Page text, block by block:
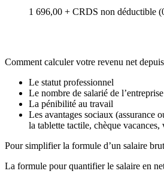
1 696,00 + CRDS non déductible
Comment calculer votre revenu net
Le statut professionnel
Le nombre de salarié de l’entreprise
La pénibilité au travail
Les avantages sociaux (assurance
la tablette tactile, chèque
Pour simplifier la formule d’un salaire
La formule pour quantifier le salaire en